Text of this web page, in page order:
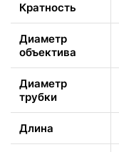
Кратность
Диаметр
объектива
Диаметр
трубки
Длина